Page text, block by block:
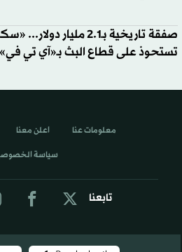
صفقة تاريخية بـ2.1 مليار
تستحوذ على قطاع البث بـ«آي تي في»
تابعنا
معلومات عنا اعلن معنا
سياسة